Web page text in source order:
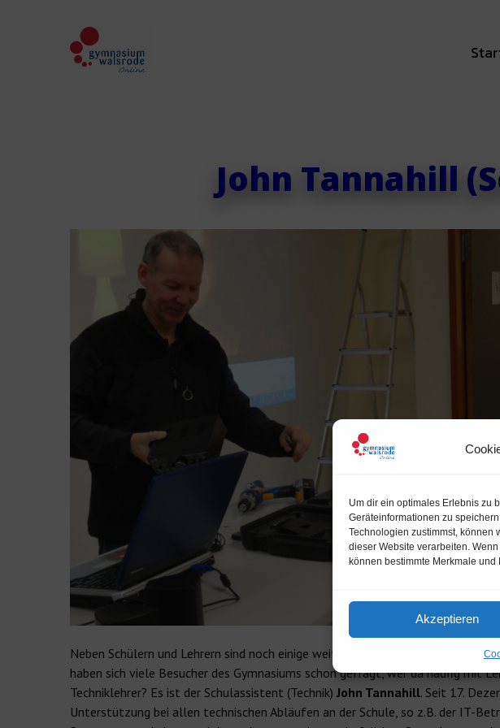
Um dir ein optimales Erlebnis zu
Geräteinformationen zu
Technologien zustimmst, können
dieser Website verarbeiten.
können bestimmte Merkmale und
Akzeptieren
John Tannahill
Neben Schülern und Lehrern sind noch einige weitere Menschen im
haben sich viele Besucher des Gymnasiums schon gefragt, wer da häufig mit
Techniklehrer? Es ist der Schulassistent (Technik) John Tannahill. Seit 17.
Unterstützung bei allen technischen Abläufen an der Schule, so z.B. der IT-